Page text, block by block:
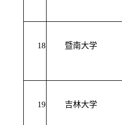
18 暨南大学
19 吉林大学